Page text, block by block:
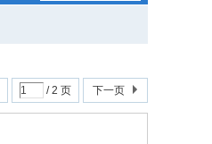
/ 2 页 下一页